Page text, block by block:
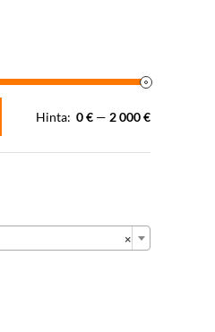
Hinta: 0 € — 2 000 €
×